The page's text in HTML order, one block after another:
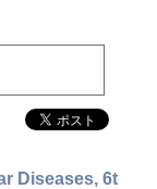
Diseases, 6t